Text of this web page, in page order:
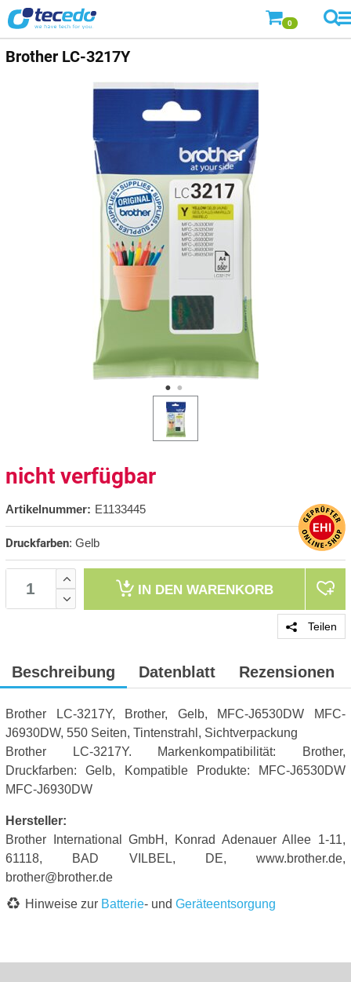
0
Brother LC-3217Y
nicht verfügbar
Artikelnummer: E1133445
Druckfarben: Gelb
IN DEN WARENKORB
Teilen
Beschreibung Datenblatt Rezensionen
Brother LC-3217Y, Brother, Gelb, MFC-J6530DW MFC-
J6930DW, 550 Seiten, Tintenstrahl, Sichtverpackung
Brother LC-3217Y. Markenkompatibilität: Brother,
Druckfarben: Gelb, Kompatible Produkte: MFC-J6530DW
MFC-J6930DW
Hersteller:
Brother International GmbH, Konrad Adenauer Allee 1-11,
61118, BAD VILBEL, DE, www.brother.de,
brother@brother.de
Hinweise zur Batterie- und Geräteentsorgung